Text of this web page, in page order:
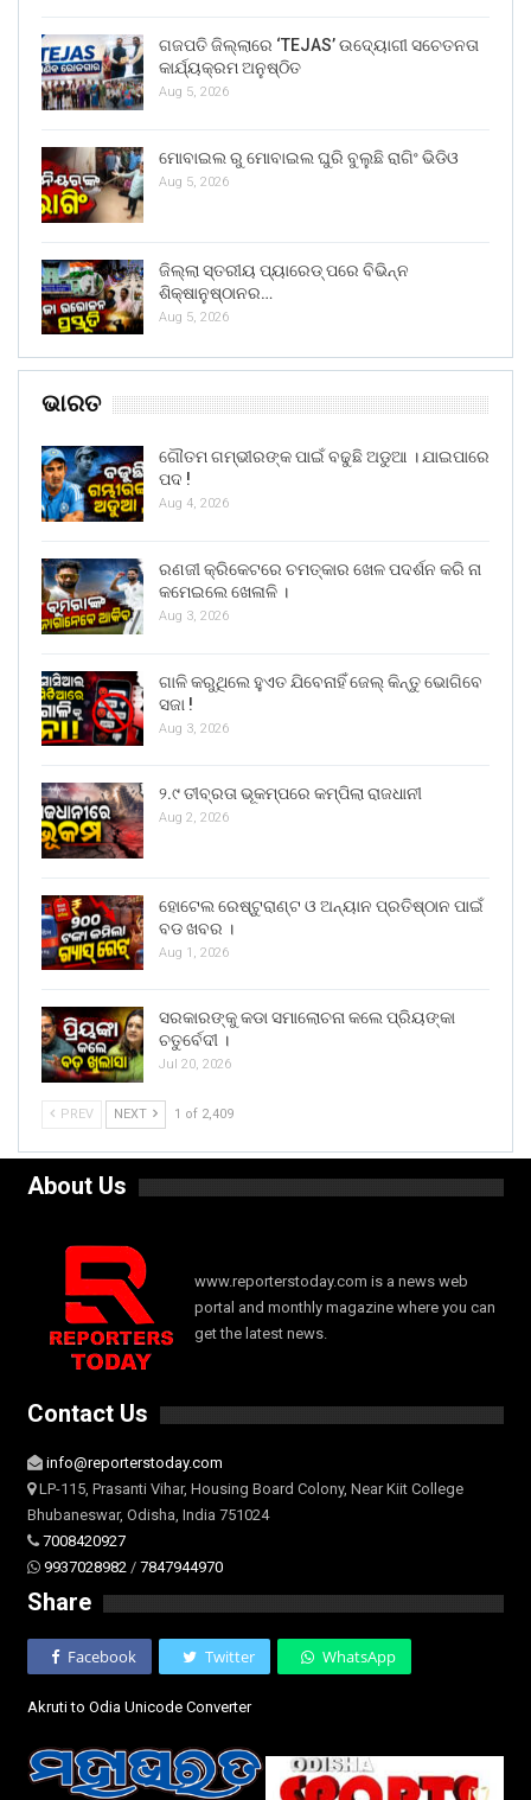
ଗଜପତି ଜିଲ୍ଲାରେ ‘TEJAS’ ଉଦ୍ୟୋଗୀ ସଚେତନତା
କାର୍ଯ୍ୟକ୍ରମ ଅନୁଷ୍ଠିତ
Aug 5, 2026
ମୋବାଇଲ ରୁ ମୋବାଇଲ ଘୁରି ବୁଲୁଛି ରାଗିଂ ଭିଡିଓ
Aug 5, 2026
ଜିଲ୍ଲା ସ୍ତରୀୟ ପ୍ୟାରେଡ୍ ପରେ ବିଭିନ୍ନ
ଶିକ୍ଷାନୁଷ୍ଠାନର…
Aug 5, 2026
ଭାରତ
ଗୌତମ ଗମ୍ଭୀରଙ୍କ ପାଇଁ ବଢୁଛି ଅଡୁଆ । ଯାଇପାରେ
ପଦ !
Aug 4, 2026
ରଣଜୀ କ୍ରିକେଟରେ ଚମତ୍କାର ଖେଳ ପଦର୍ଶନ କରି ନା
କମେଇଲେ ଖେଳାଳି ।
Aug 3, 2026
ଗାଳି କରୁଥିଲେ ହୁଏତ ଯିବେନାହିଁ ଜେଲ୍ କିନ୍ତୁ ଭୋଗିବେ
ସଜା !
Aug 3, 2026
୨.୯ ତୀବ୍ରତା ଭୂକମ୍ପରେ କମ୍ପିଲା ରାଜଧାନୀ
Aug 2, 2026
ହୋଟେଲ ରେଷ୍ଟୁରାଣ୍ଟ ଓ ଅନ୍ୟାନ ପ୍ରତିଷ୍ଠାନ ପାଇଁ
ବଡ ଖବର ।
Aug 1, 2026
ସରକାରଙ୍କୁ କଡା ସମାଲୋଚନା କଲେ ପ୍ରିୟଙ୍କା
ଚତୁର୍ବେଦୀ ।
Jul 20, 2026
PREV NEXT 1 of 2,409
About Us
www.reporterstoday.com is a news web
portal and monthly magazine where you can
get the latest news.
Contact Us
info@reporterstoday.com
LP-115, Prasanti Vihar, Housing Board Colony, Near Kiit College
Bhubaneswar, Odisha, India 751024
7008420927
9937028982 / 7847944970
Share
Facebook Twitter WhatsApp
Akruti to Odia Unicode Converter